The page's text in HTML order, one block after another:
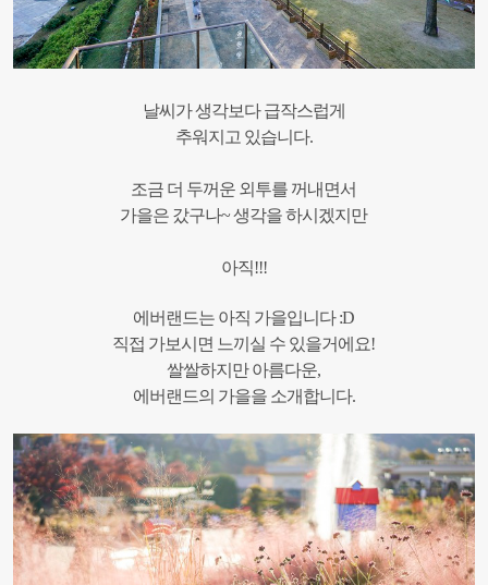
날씨가 생각보다 급작스럽게
추워지고 있습니다.
조금 더 두꺼운 외투를 꺼내면서
가을은 갔구나~ 생각을 하시겠지만
아직!!!
에버랜드는 아직 가을입니다 :D
직접 가보시면 느끼실 수 있을거에요!
쌀쌀하지만 아름다운,
에버랜드의 가을을 소개합니다.